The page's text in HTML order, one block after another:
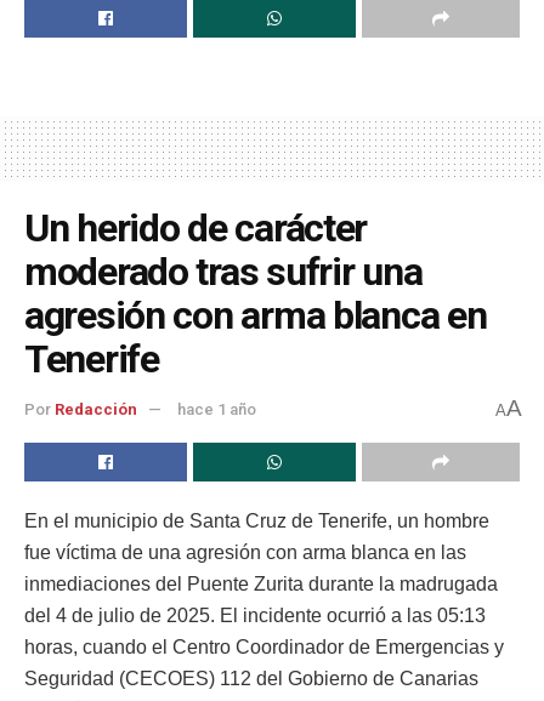
Un herido de carácter
moderado tras sufrir una
agresión con arma blanca en
Tenerife
Por Redacción hace 1 año AA
En el municipio de Santa Cruz de Tenerife, un hombre
fue víctima de una agresión con arma blanca en las
inmediaciones del Puente Zurita durante la madrugada
del 4 de julio de 2025. El incidente ocurrió a las 05:13
horas, cuando el Centro Coordinador de Emergencias y
Seguridad (CECOES) 112 del Gobierno de Canarias